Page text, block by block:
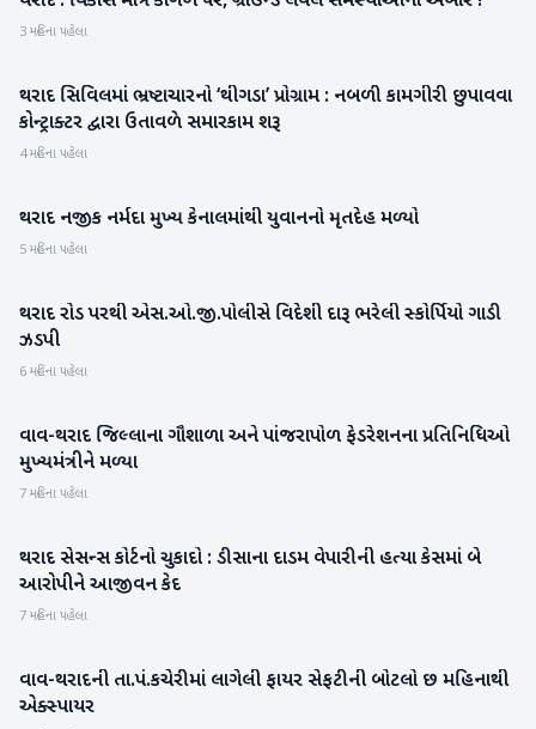
3 મહિના પહેલા
વાવ-થરાદ
થરાદ સિવિલમાં ભ્રષ્ટાચારનો ‘થીગડા’ પ્રોગ્રામ : નબળી કામગીરી છુપાવવા
કોન્ટ્રાક્ટર દ્વારા ઉતાવળે સમારકામ શરૂ
4 મહિના પહેલા
બનાસકાંઠા
થરાદ નજીક નર્મદા મુખ્ય કેનાલમાંથી યુવાનનો મૃતદેહ મળ્યો
5 મહિના પહેલા
વાવ-થરાદ
થરાદ રોડ પરથી એસ.ઓ.જી.પોલીસે વિદેશી દારૂ ભરેલી સ્કોર્પિયો ગાડી
ઝડપી
6 મહિના પહેલા
બનાસકાંઠા
વાવ-થરાદ જિલ્લાના ગૌશાળા અને પાંજરાપોળ ફેડરેશનના પ્રતિનિધિઓ
મુખ્યમંત્રીને મળ્યા
7 મહિના પહેલા
બનાસકાંઠા
થરાદ સેસન્સ કોર્ટનો ચુકાદો : ડીસાના દાડમ વેપારીની હત્યા કેસમાં બે
આરોપીને આજીવન કેદ
7 મહિના પહેલા
વાવ-થરાદ
વાવ-થરાદની તા.પં.કચેરીમાં લાગેલી ફાયર સેફટીની બોટલો છ મહિનાથી
એક્સ્પાયર